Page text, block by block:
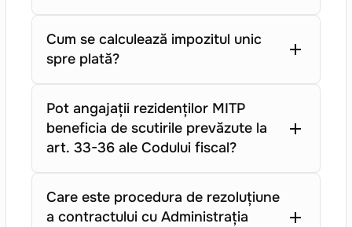
Cum se calculează impozitul unic
spre plată?
Pot angajații rezidenților MITP
beneficia de scutirile prevăzute la
art. 33-36 ale Codului fiscal?
Care este procedura de rezoluțiune
a contractului cu Administrația